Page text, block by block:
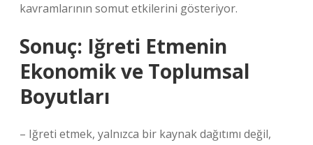
kavramlarının somut etkilerini gösteriyor.
Sonuç: Iğreti Etmenin
Ekonomik ve Toplumsal
Boyutları
– Iğreti etmek, yalnızca bir kaynak dağıtımı değil,